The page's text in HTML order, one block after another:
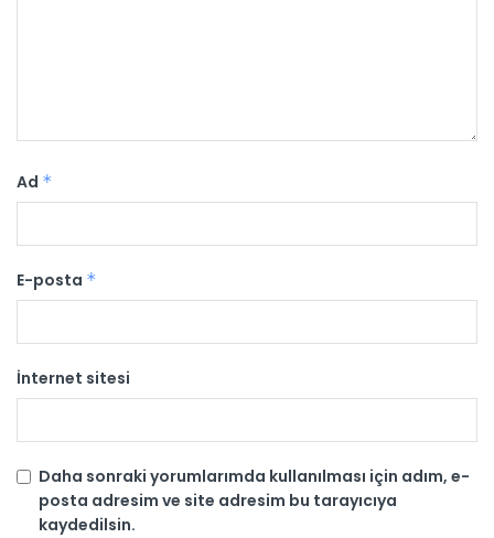
Ad *
E-posta *
İnternet sitesi
Daha sonraki yorumlarımda kullanılması için adım, e-
posta adresim ve site adresim bu tarayıcıya
kaydedilsin.